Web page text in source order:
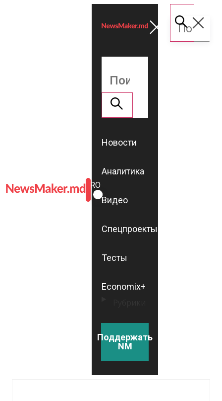
ROMÂNĂ
RU
Новости
Аналитика
Видео
Спецпроекты
Тесты
Economix+
Поддержать
NM